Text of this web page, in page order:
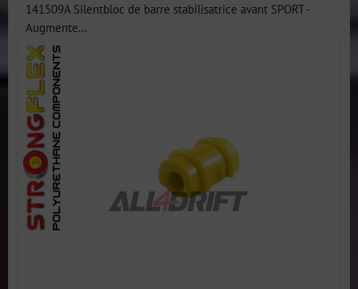
141509A Silentbloc de barre stabilisatrice avant SPORT -
Augmente...